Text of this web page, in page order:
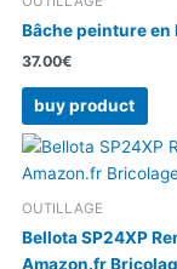
Bâche peinture en
37.00€
buy product
OUTILLAGE
Bellota SP24XP
Amazon.fr